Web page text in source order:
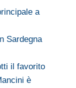
a
Sardegna
il favorito
è